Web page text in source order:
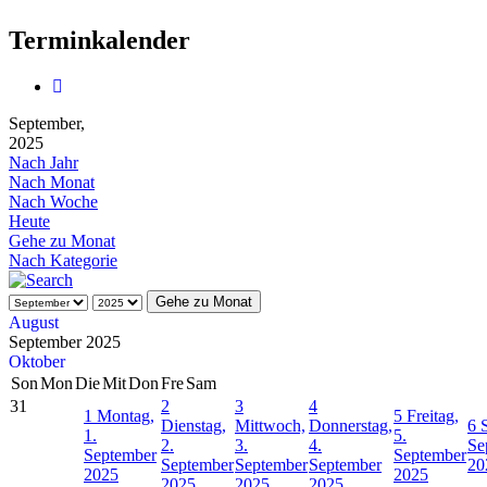
Terminkalender
September,
2025
Nach Jahr
Nach Monat
Nach Woche
Heute
Gehe zu Monat
Nach Kategorie
Gehe zu Monat
August
September 2025
Oktober
SonMonDieMitDonFreSam
31
1 Montag,
1.
September
2025
2
Dienstag,
2.
September
3
Mittwoch,
3.
September
4
Donnerstag,
4.
September
5 Freitag,
5.
September
2025
6